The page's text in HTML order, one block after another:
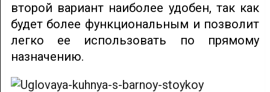
второй вариант наиболее удобен, так как
будет более функциональным и позволит
легко ее использовать по прямому
назначению.